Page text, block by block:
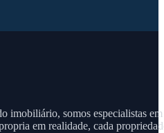
imobiliário, somos especialistas
em realidade, cada